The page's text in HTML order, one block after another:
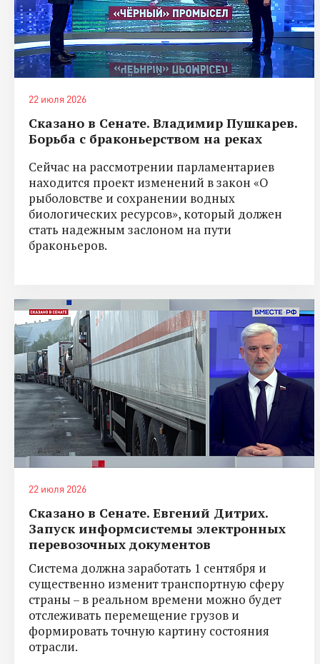
22 июля 2026
Сказано в Сенате. Владимир Пушкарев.
Борьба с браконьерством на реках
Сейчас на рассмотрении парламентариев
находится проект изменений в закон «О
рыболовстве и сохранении водных
биологических ресурсов», который должен
стать надежным заслоном на пути
браконьеров.
22 июля 2026
Сказано в Сенате. Евгений Дитрих.
Запуск информсистемы электронных
перевозочных документов
Система должна заработать 1 сентября и
существенно изменит транспортную сферу
страны – в реальном времени можно будет
отслеживать перемещение грузов и
формировать точную картину состояния
отрасли.